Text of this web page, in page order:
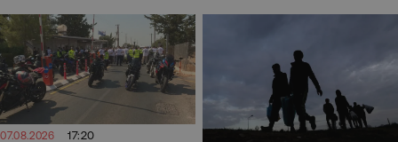
07.08.2026 17:20